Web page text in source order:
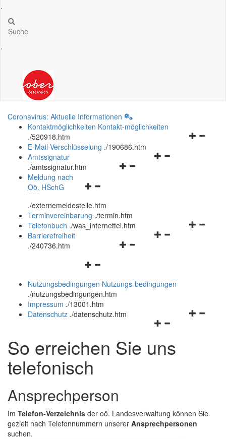
.
Suche
.
Coronavirus: Aktuelle Informationen
Kontaktmöglichkeiten Kontakt-möglichkeiten
./520918.htm
Navigationsmenü
E-Mail-Verschlüsselung ./190686.htm
Navigationsmenü
Amtssignatur
./amtssignatur.htm
Navigationsmenü
und
schließen
Meldung nach
Oö. HSchG
./externemeldestelle.htm
Terminvereinbarung ./termin.htm
Navigationsmenü
Telefonbuch ./was_internettel.htm
Navigationsmenü
Barrierefreiheit
./240736.htm
Navigationsmenü
und
schließen
Nutzungsbedingungen Nutzungs-bedingungen
./nutzungsbedingungen.htm
Impressum ./13001.htm
Navigationsmenü
und
schließen
Datenschutz ./datenschutz.htm
So erreichen Sie uns
telefonisch
Ansprechperson
Im Telefon-Verzeichnis der oö. Landesverwaltung können Sie
gezielt nach Telefonnummern unserer Ansprechpersonen
suchen.